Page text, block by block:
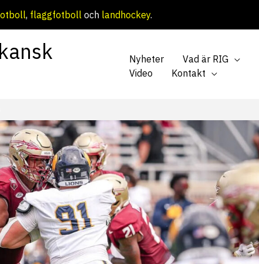
, flaggfotboll och landhockey.
Nyheter Vad är RIG
Video
Kontakt